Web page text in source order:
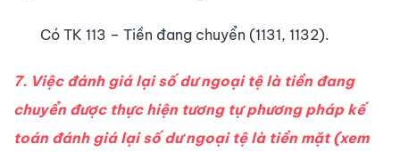
Có TK 113 – Tiền đang chuyển (1131, 1132).
7. Việc đánh giá lại số dư ngoại tệ là tiền đang
chuyển được thực hiện tương tự phương pháp kế
toán đánh giá lại số dư ngoại tệ là tiền mặt (xem